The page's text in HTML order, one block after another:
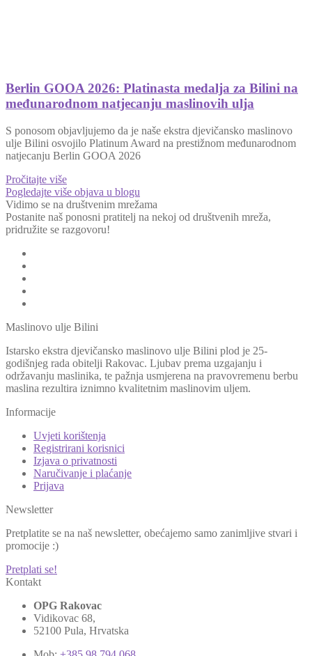
Berlin GOOA 2026: Platinasta medalja za Bilini na
međunarodnom natjecanju maslinovih ulja
S ponosom objavljujemo da je naše ekstra djevičansko maslinovo
ulje Bilini osvojilo Platinum Award na prestižnom međunarodnom
natjecanju Berlin GOOA 2026
Pročitajte više
Pogledajte više objava u blogu
Vidimo se na društvenim mrežama
Postanite naš ponosni pratitelj na nekoj od društvenih mreža,
pridružite se razgovoru!
Maslinovo ulje Bilini
Istarsko ekstra djevičansko maslinovo ulje Bilini plod je 25-
godišnjeg rada obitelji Rakovac. Ljubav prema uzgajanju i
održavanju maslinika, te pažnja usmjerena na pravovremenu berbu
maslina rezultira iznimno kvalitetnim maslinovim uljem.
Informacije
Uvjeti korištenja
Registrirani korisnici
Izjava o privatnosti
Naručivanje i plaćanje
Prijava
Newsletter
Pretplatite se na naš newsletter, obećajemo samo zanimljive stvari i
promocije :)
Pretplati se!
Kontakt
OPG Rakovac
Vidikovac 68,
52100 Pula, Hrvatska